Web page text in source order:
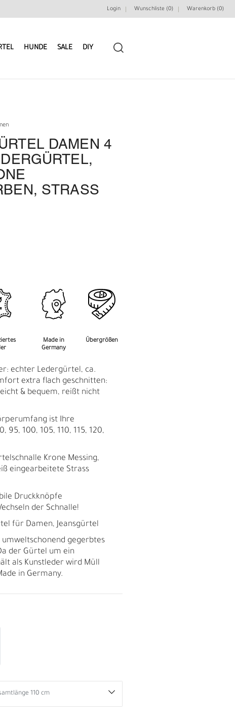
Login Wunschliste (0) Warenkorb (0)
HUNDE SALE DIY
DAMEN 4
M
STRASS
Made in
Germany
Übergrößen
echter Ledergürtel, ca.
extra flach geschnitten:
& bequem, reißt nicht
ist Ihre
95, 100, 105, 110, 115, 120,
Krone Messing,
eingearbeitete Strass
Druckknöpfe
der Schnalle!
für Damen, Jeansgürtel
umweltschonend gegerbtes
der Gürtel um ein
als Kunstleder wird Müll
in Germany.